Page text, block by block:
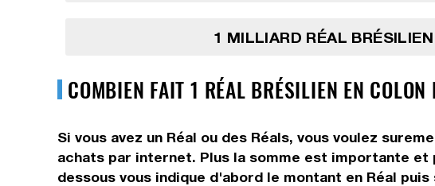
1 MILLIARD RÉAL BRÉSILIEN
COMBIEN FAIT 1 RÉAL BRÉSILIEN EN
Si vous avez un Réal ou des Réals, vous voulez
achats par internet. Plus la somme est importante
dessous vous indique d'abord le montant en Réal